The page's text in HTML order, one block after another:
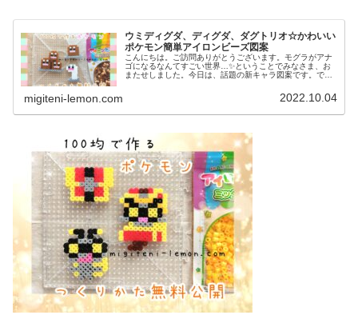
ウミディグダ、ディグダ、ダグトリオ☆かわいい
ポケモン簡単アイロンビーズ図案
こんにちは。ご訪問ありがとうございます。モグラがアナ
ゴになるなんてすごい世界…✨ということでみなさま、お
またせしました。今日は、話題の新キャラ図案です。で
migiteni-lemon.com 2022.10.04